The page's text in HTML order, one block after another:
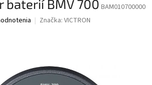
BMV 700 BAM010700000
Značka: VICTRON